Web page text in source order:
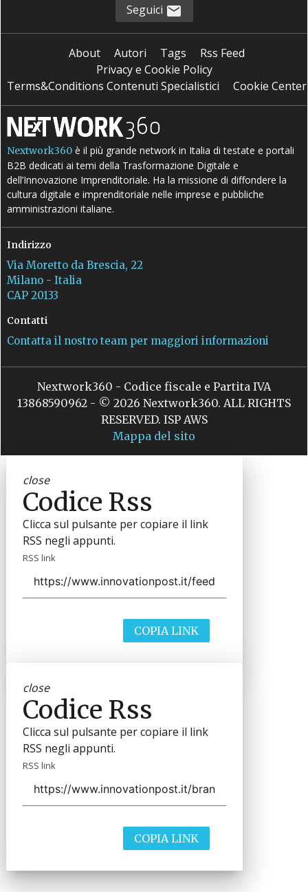
Seguici
About Autori Tags
Rss Feed
Privacy e Cookie Policy
Terms&Conditions Contenuti Specialistici
Cookie Center
Nextwork360 è il più grande network in Italia di testate e portali
B2B dedicati ai temi della Trasformazione Digitale e
dell’Innovazione Imprenditoriale. Ha la missione di diffondere la
cultura digitale e imprenditoriale nelle imprese e pubbliche
amministrazioni italiane.
Indirizzo
Via Moretto da Brescia, 22
Milano - Italia
CAP 20133
Contatti
Contatta il nostro team per maggiori informazioni
Nextwork360 - Codice fiscale e Partita IVA
13868590962 - © 2026 Nextwork360. ALL RIGHTS
RESERVED. ISP AWS
Mappa del sito
close
Codice Rss
Clicca sul pulsante per copiare il link
RSS negli appunti.
RSS link
COPIA LINK
close
Codice Rss
Clicca sul pulsante per copiare il link
RSS negli appunti.
RSS link
COPIA LINK